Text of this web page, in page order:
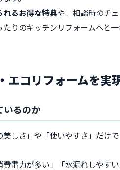
れるお得な特典や、相談時のチ
りのキッチンリフォームへと一
エコリフォームを実
いるのか
しさ」や「使いやすさ」だけ
電力が多い」「水漏れしやす